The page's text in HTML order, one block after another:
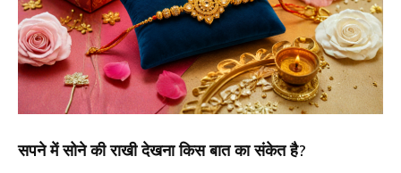
सपने में सोने की राखी देखना किस बात का संकेत है?